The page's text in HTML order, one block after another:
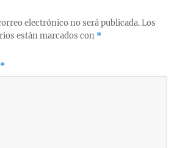
electrónico no será publicada. Los
están marcados con *
*